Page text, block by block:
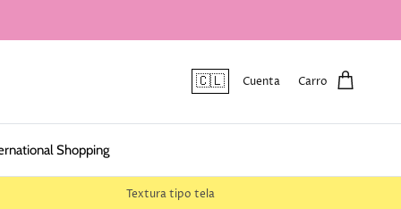
🇨🇱 Cuenta Carro
Shopping
Textura tipo tela